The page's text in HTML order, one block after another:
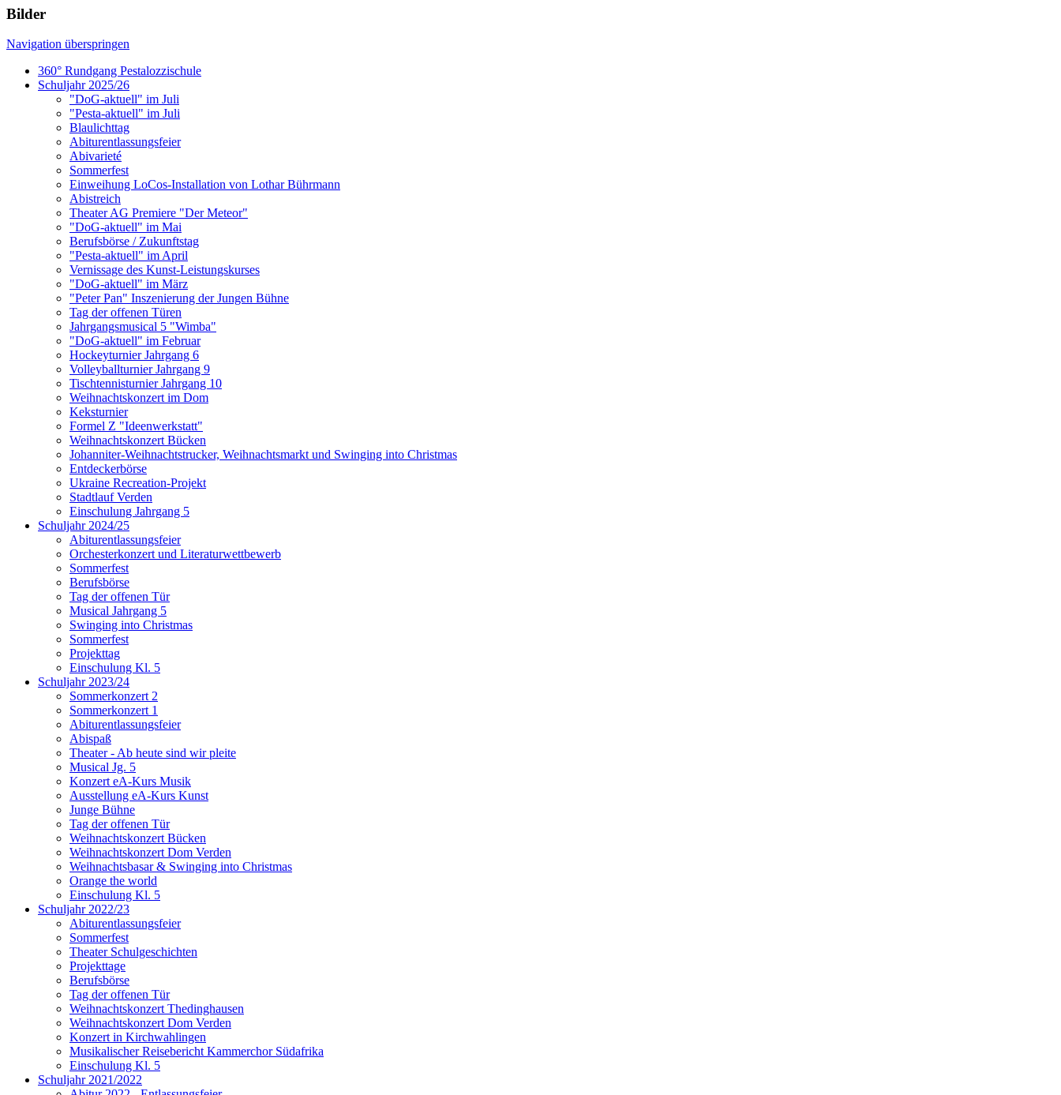
Bilder
Navigation überspringen
360° Rundgang Pestalozzischule
Schuljahr 2025/26
"DoG-aktuell" im Juli
"Pesta-aktuell" im Juli
Blaulichttag
Abiturentlassungsfeier
Abivarieté
Sommerfest
Einweihung LoCos-Installation von Lothar Bührmann
Abistreich
Theater AG Premiere "Der Meteor"
"DoG-aktuell" im Mai
Berufsbörse / Zukunftstag
"Pesta-aktuell" im April
Vernissage des Kunst-Leistungskurses
"DoG-aktuell" im März
"Peter Pan" Inszenierung der Jungen Bühne
Tag der offenen Türen
Jahrgangsmusical 5 "Wimba"
"DoG-aktuell" im Februar
Hockeyturnier Jahrgang 6
Volleyballturnier Jahrgang 9
Tischtennisturnier Jahrgang 10
Weihnachtskonzert im Dom
Keksturnier
Formel Z "Ideenwerkstatt"
Weihnachtskonzert Bücken
Johanniter-Weihnachtstrucker, Weihnachtsmarkt und Swinging into Christmas
Entdeckerbörse
Ukraine Recreation-Projekt
Stadtlauf Verden
Einschulung Jahrgang 5
Schuljahr 2024/25
Abiturentlassungsfeier
Orchesterkonzert und Literaturwettbewerb
Sommerfest
Berufsbörse
Tag der offenen Tür
Musical Jahrgang 5
Swinging into Christmas
Sommerfest
Projekttag
Einschulung Kl. 5
Schuljahr 2023/24
Sommerkonzert 2
Sommerkonzert 1
Abiturentlassungsfeier
Abispaß
Theater - Ab heute sind wir pleite
Musical Jg. 5
Konzert eA-Kurs Musik
Ausstellung eA-Kurs Kunst
Junge Bühne
Tag der offenen Tür
Weihnachtskonzert Bücken
Weihnachtskonzert Dom Verden
Weihnachtsbasar & Swinging into Christmas
Orange the world
Einschulung Kl. 5
Schuljahr 2022/23
Abiturentlassungsfeier
Sommerfest
Theater Schulgeschichten
Projekttage
Berufsbörse
Tag der offenen Tür
Weihnachtskonzert Thedinghausen
Weihnachtskonzert Dom Verden
Konzert in Kirchwahlingen
Musikalischer Reisebericht Kammerchor Südafrika
Einschulung Kl. 5
Schuljahr 2021/2022